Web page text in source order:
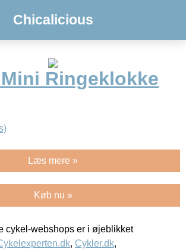
Chicalicious
Ringeklokke
Læs mere »
Køb nu »
cykel-webshops er i øjeblikket
, Cykler.dk,